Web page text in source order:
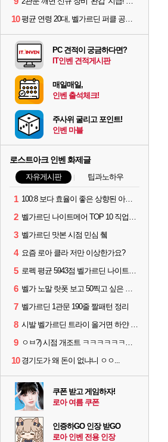
빵 가격이 24500원 이라길래 결제 취소하고 나왔다
[13]
넷마블, 신작 서브컬쳐 게임 [펄 인 블루] 티저 사이트
10 평균 연령 20대, 벨가르딘 퍼클 공대 '영로티'를 만나다
PC 견적이 궁금하다면?
IT인벤 견적게시판
매일매일,
인벤 출석체크!
주사위 굴리고 포인트!
인벤 마블
로스트아크 인벤 화제글
자유게시판 팁과노하우
1 100:8 보다 효율이 좋은 상향된 아제나 ㄷㄷ
2 벨가르딘 나이트메어 TOP 10 직업별 분포
3 벨가르딘 맛본 시점 민심 췤
4 요즘 로아 클라 저만 이상한가요?
5 로펙 평균 5943점 벨가르딘 나이트메어 1관 클리어
6 벨가 노말 랏폿 보고 50찍고 싶은 폿들
7 벨가르딘 1관문 190줄 짤패턴 정리
8 시발 벨가르딘 트라이 올거면 하얀 옷 입고오세요
9 ㅇㅂ?) 시점 개조트 ㅋㅋㅋㅋㅋㅋㅋㅋㅋ
10 경기도가 왜 돈이 없냐니 ㅇㅇ...
쿠폰 받고 게임하자!
로아 여름 쿠폰
인증하GO 인장 받GO
로아 인벤 전용 인장